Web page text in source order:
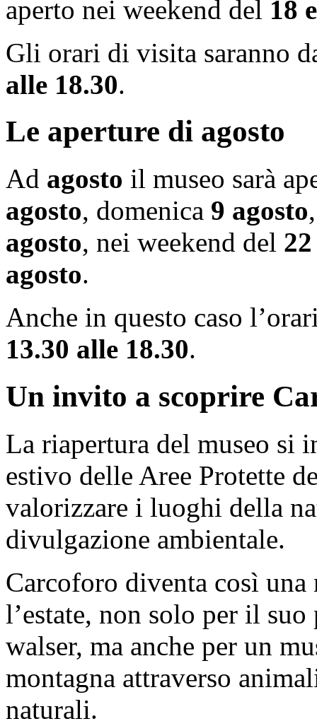
aperto nei weekend del 18
Gli orari di visita saranno
alle 18.30.
Le aperture di agosto
Ad agosto il museo sarà
agosto, domenica 9 agosto
agosto, nei weekend del
agosto.
Anche in questo caso
13.30 alle 18.30.
Un invito a scoprire
La riapertura del museo si
estivo delle Aree Protette
valorizzare i luoghi della
divulgazione ambientale.
Carcoforo diventa così
l’estate, non solo per il
walser, ma anche per un
montagna attraverso
naturali.